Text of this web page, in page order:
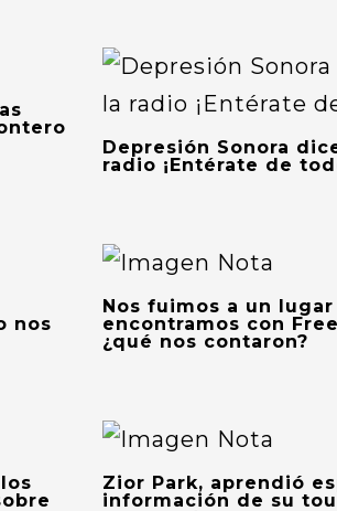
Depresión Sonora
radio ¡Entérate de
nos
Nos fuimos a un
encontramos con
¿qué nos contaron?
Zior Park, aprendió
información de su